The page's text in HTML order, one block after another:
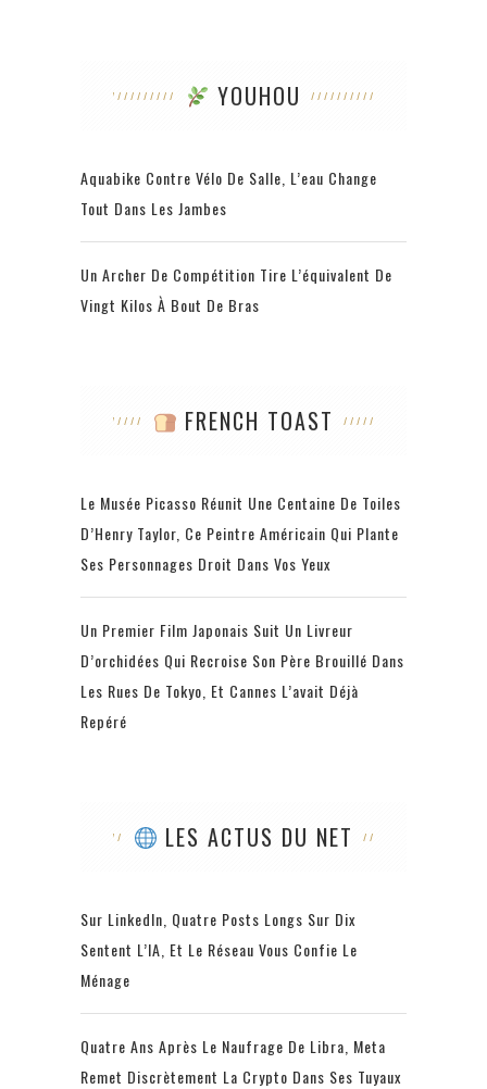
YOUHOU
Aquabike Contre Vélo De Salle, L’eau Change
Tout Dans Les Jambes
Un Archer De Compétition Tire L’équivalent De
Vingt Kilos À Bout De Bras
FRENCH TOAST
Le Musée Picasso Réunit Une Centaine De Toiles
D’Henry Taylor, Ce Peintre Américain Qui Plante
Ses Personnages Droit Dans Vos Yeux
Un Premier Film Japonais Suit Un Livreur
D’orchidées Qui Recroise Son Père Brouillé Dans
Les Rues De Tokyo, Et Cannes L’avait Déjà
Repéré
LES ACTUS DU NET
Sur LinkedIn, Quatre Posts Longs Sur Dix
Sentent L’IA, Et Le Réseau Vous Confie Le
Ménage
Quatre Ans Après Le Naufrage De Libra, Meta
Remet Discrètement La Crypto Dans Ses Tuyaux